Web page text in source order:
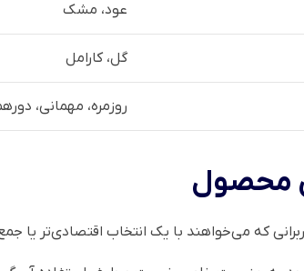
عود، مشک
گل، کارامل
روزمره، مهمانی،
محصول
که می‌خواهند با یک انتخاب اقتصادی‌تر